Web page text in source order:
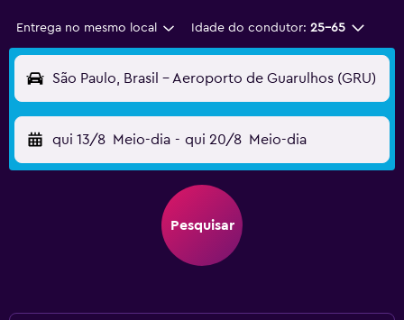
Entrega no mesmo local Idade do condutor: 25-65
São Paulo, Brasil - Aeroporto de Guarulhos (GRU)
qui 13/8 Meio-dia - qui 20/8 Meio-dia
Pesquisar